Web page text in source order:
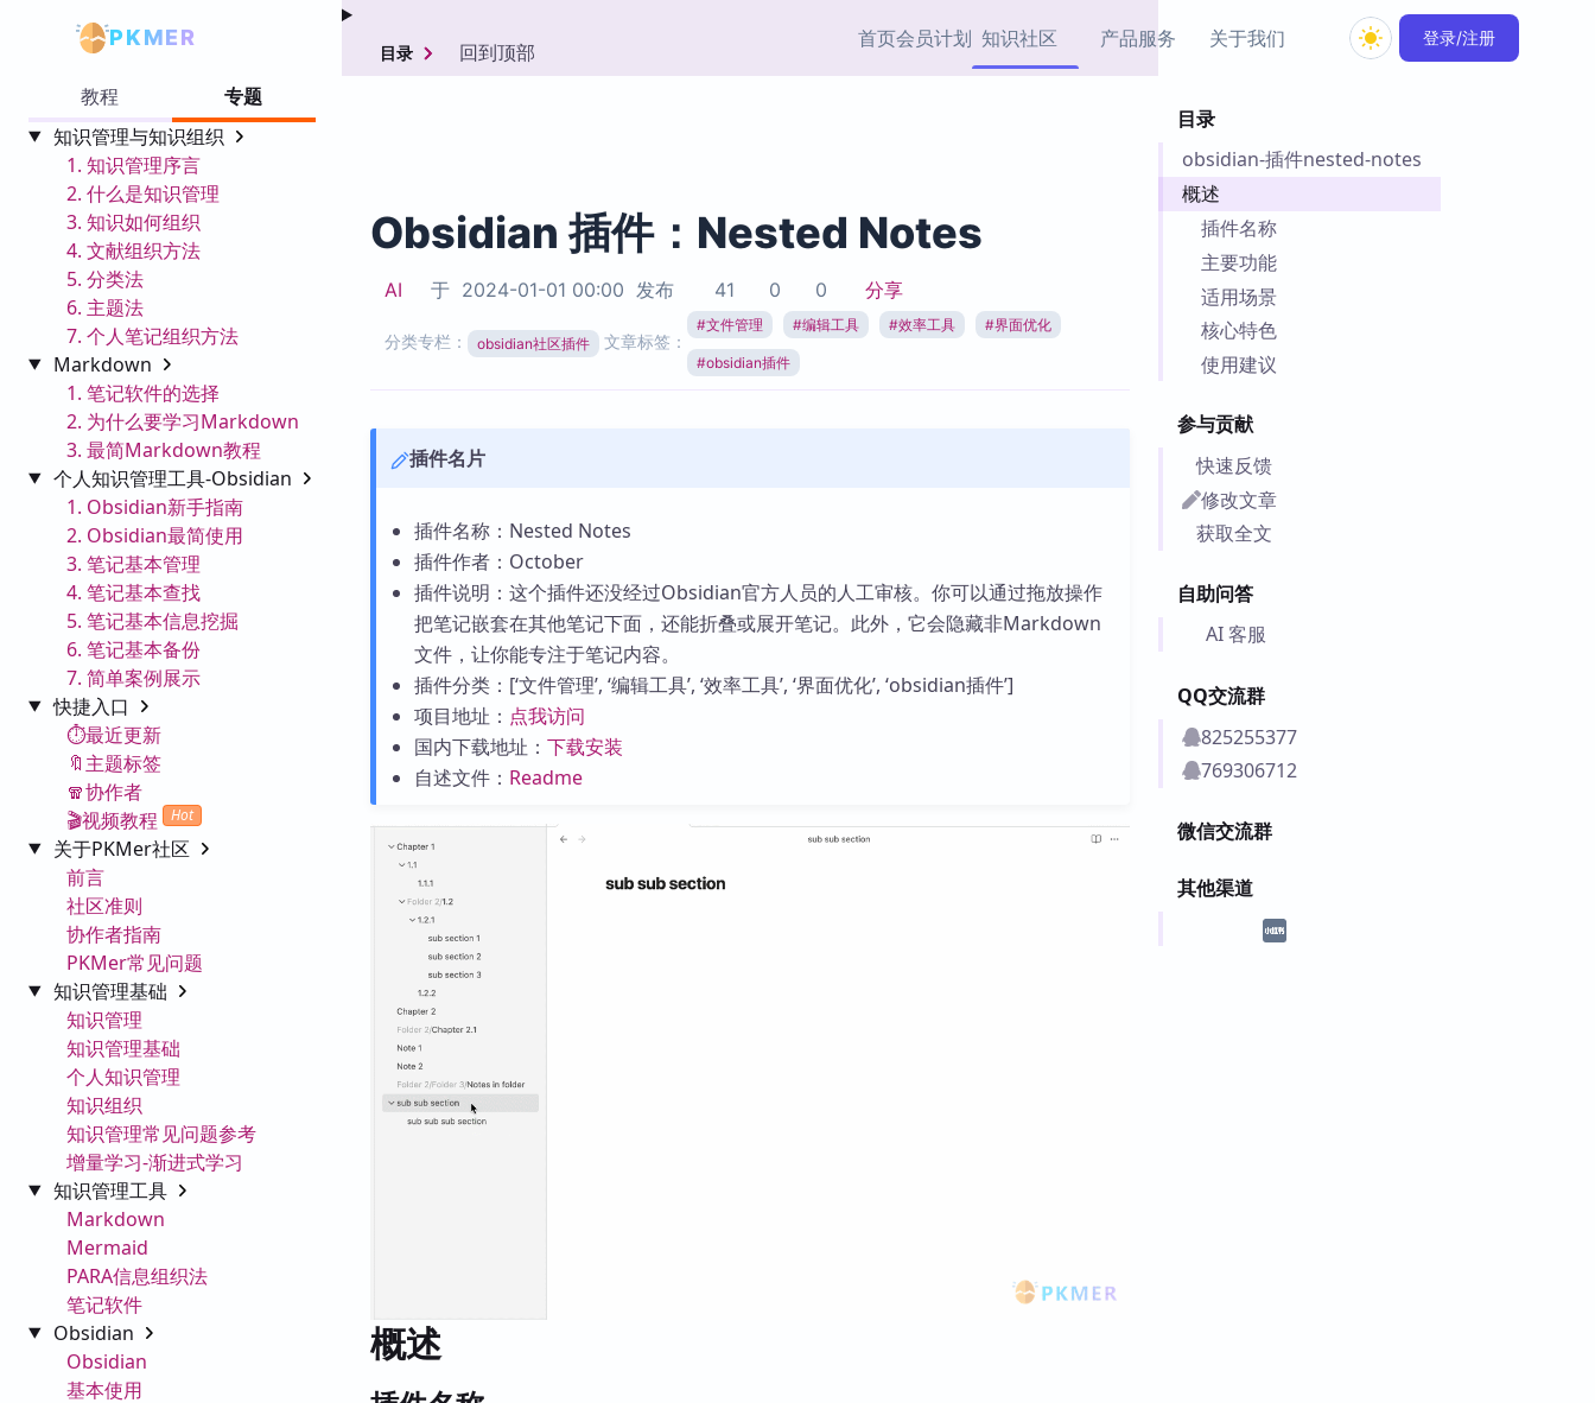
PKMER 首页会员计划 知识社区
协作者
热门链接 Top5
产品服务
加速访问 Obsidian 官方
市场
Zotero 插件
插件
Obsidian 教程
关于我们 登录/注册
教程
专题
知识管理与知识组织
1. 知识管理序言
2. 什么是知识管理
3. 知识如何组织
4. 文献组织方法
5. 分类法
6. 主题法
7. 个人笔记组织方法
Markdown
1. 笔记软件的选择
2. 为什么要学习Markdown
3. 最简Markdown教程
个人知识管理工具-Obsidian
1. Obsidian新手指南
2. Obsidian最简使用
3. 笔记基本管理
4. 笔记基本查找
5. 笔记基本信息挖掘
6. 笔记基本备份
7. 简单案例展示
快捷入口
⏱️最近更新
🔖主题标签
🧣协作者
🎬视频教程
Hot
关于PKMer社区
前言
社区准则
协作者指南
PKMer常见问题
知识管理基础
知识管理
知识管理基础
个人知识管理
知识组织
知识管理常见问题参考
增量学习-渐进式学习
知识管理工具
Markdown
Mermaid
PARA信息组织法
笔记软件
Obsidian
Obsidian
基本使用
目录
obsidian-插件nested-notes
概述
插件名称
主要功能
适用场景
核心特色
使用建议
参与贡献
快速反馈
修改文章
获取全文
自助问答
AI 客服
QQ交流群
825255377
769306712
微信交流群
其他渠道
目录 回到顶部
Obsidian 插件：Nested Notes
AI 于 2024-01-01 00:00 发布 41 0 0 分享
分类专栏： obsidian社区插件 文章标签：
#文件管理 #编辑工具 #效率工具 #界面优化
#obsidian插件
插件名片
插件名称：Nested Notes
插件作者：October
插件说明：这个插件还没经过Obsidian官方人员的人工审核。你可以通过拖放操作
把笔记嵌套在其他笔记下面，还能折叠或展开笔记。此外，它会隐藏非Markdown
文件，让你能专注于笔记内容。
插件分类：[‘文件管理’, ‘编辑工具’, ‘效率工具’, ‘界面优化’, ‘obsidian插件’]
项目地址： 点我访问
国内下载地址： 下载安装
自述文件： Readme
概述